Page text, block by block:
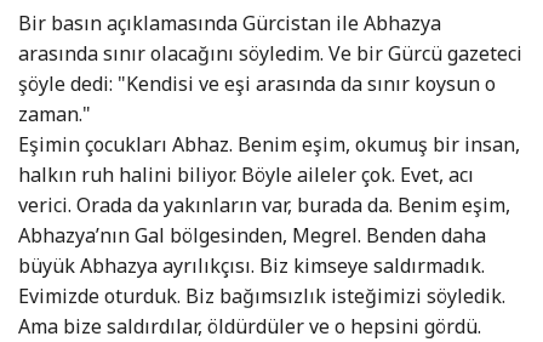
Bir basın açıklamasında Gürcistan ile Abhazya
arasında sınır olacağını söyledim. Ve bir Gürcü gazeteci
şöyle dedi: "Kendisi ve eşi arasında da sınır koysun o
zaman."
Eşimin çocukları Abhaz. Benim eşim, okumuş bir insan,
halkın ruh halini biliyor. Böyle aileler çok. Evet, acı
verici. Orada da yakınların var, burada da. Benim eşim,
Abhazya’nın Gal bölgesinden, Megrel. Benden daha
büyük Abhazya ayrılıkçısı. Biz kimseye saldırmadık.
Evimizde oturduk. Biz bağımsızlık isteğimizi söyledik.
Ama bize saldırdılar, öldürdüler ve o hepsini gördü.